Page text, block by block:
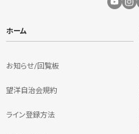
ホーム
お知らせ/回覧板
望洋自治会規約
ライン登録方法